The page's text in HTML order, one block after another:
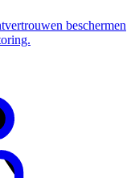
beschermen